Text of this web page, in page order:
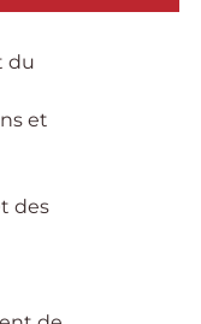
du
et
des